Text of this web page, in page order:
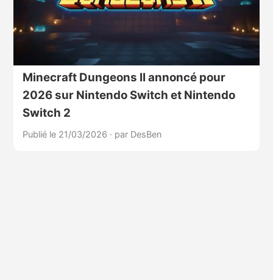
Minecraft Dungeons II annoncé pour
2026 sur Nintendo Switch et Nintendo
Switch 2
Publié le 21/03/2026 · par DesBen